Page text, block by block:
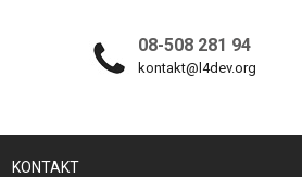
08-508 281 94
kontakt@l4dev.org
KONTAKT